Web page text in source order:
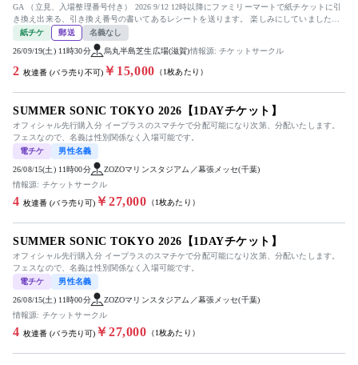
GA （立見、入場整理番号付き） 2026 9/12 12時以降にファミリーマートで紙チケットに引
き換え出来る、引き換え番号の書いてあるレシートを送ります。 楽しみにしていましたが
仕事で行けな...
紙チケ 郵送 名義なし
26/09/19(土) 11時30分 烏丸半島芝生広場(滋賀)情報源: チケットサークル
2 枚連番 (バラ売り不可) ￥15,000 （1枚あたり）
SUMMER SONIC TOKYO 2026【1DAYチケット】
オフィシャル先行購入分 イープラスのスマチケで分配可能になり次第、分配いたします。
フェスなので、名義は性別関係なく入場可能です。
電チケ
男性名義
26/08/15(土) 11時00分
ZOZOマリンスタジアム／幕張メッセ(千葉)
情報源: チケットサークル
4 枚連番 (バラ売り可) ￥27,000 （1枚あたり）
SUMMER SONIC TOKYO 2026【1DAYチケット】
オフィシャル先行購入分 イープラスのスマチケで分配可能になり次第、分配いたします。
フェスなので、名義は性別関係なく入場可能です。
電チケ
男性名義
26/08/15(土) 11時00分
ZOZOマリンスタジアム／幕張メッセ(千葉)
情報源: チケットサークル
4 枚連番 (バラ売り可) ￥27,000 （1枚あたり）